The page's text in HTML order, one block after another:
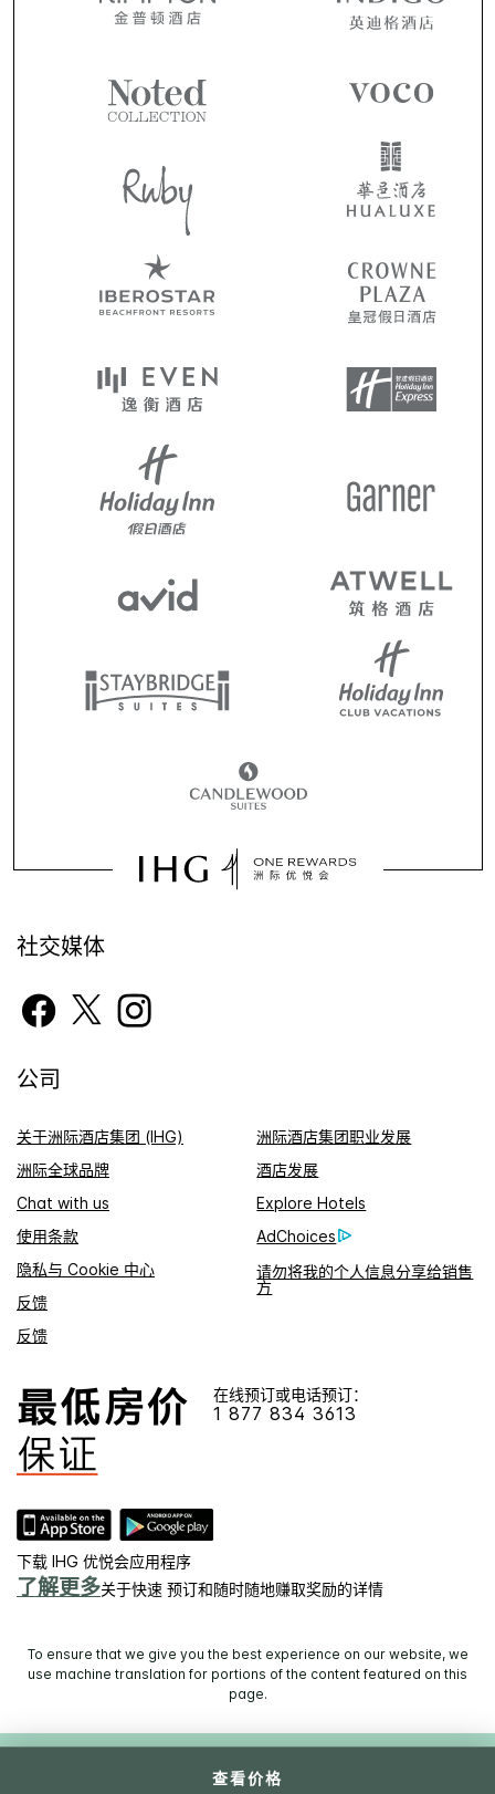
查看价格
社交媒体
公司
关于洲际酒店集团 (IHG)
洲际酒店集团职业发展
洲际全球品牌
酒店发展
Chat with us
Explore Hotels
使用条款
AdChoices
隐私与 Cookie 中心
请勿将我的个人信息分享给销售
方
反馈
反馈
在线预订或电话预订：
1 877 834 3613
下载 IHG 优悦会应用程序
了解更多关于快速 预订和随时随地赚取奖励的详情
To ensure that we give you the best experience on our website, we
use machine translation for portions of the content featured on this
page.